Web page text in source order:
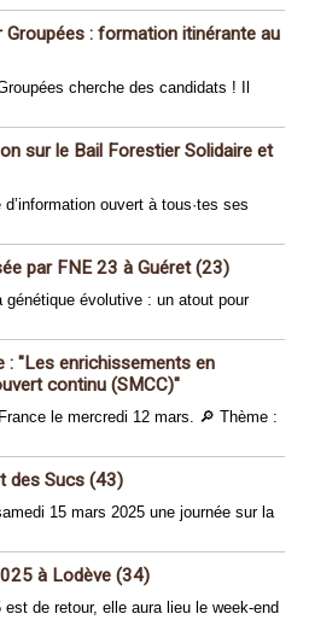
: formation itinérante au
cherche des candidats ! Il
sur le Bail Forestier Solidaire et
ouvert à tous·tes ses
par FNE 23 à Guéret (23)
génétique évolutive : un atout pour
: "Les enrichissements en
continu (SMCC)"
le mercredi 12 mars. 🔎 Thème :
des Sucs (43)
15 mars 2025 une journée sur la
à Lodève (34)
est de retour, elle aura lieu le week-end